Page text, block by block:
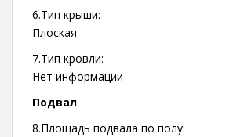
6.Тип крыши:
Плоская
7.Тип кровли:
Нет информации
Подвал
8.Площадь подвала по полу: